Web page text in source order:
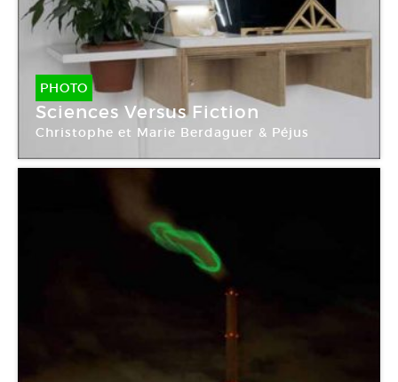
PHOTO
Sciences Versus Fiction
Christophe et Marie Berdaguer & Péjus